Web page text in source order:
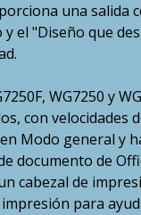
una salida
el "Diseño que
WG7250 y
con velocidades
Modo general y
documento de
cabezal de
para